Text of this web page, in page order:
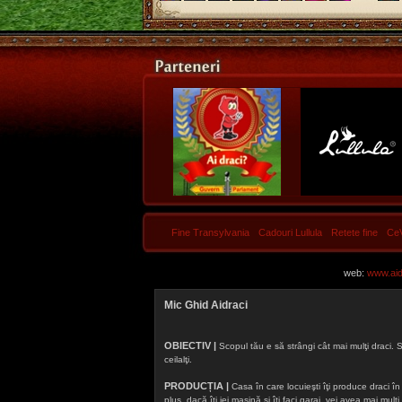
Fine Transylvania Cadouri Lullula Retete fine
web:
Mic Ghid Aidraci
OBIECTIV | Scopul tău e să strângi cât mai mulţi draci.
ceilalţi.
PRODUCȚIA | Casa în care locuieşti îţi produce draci
plus, dacă îţi iei maşină şi îţi faci garaj, vei avea mai